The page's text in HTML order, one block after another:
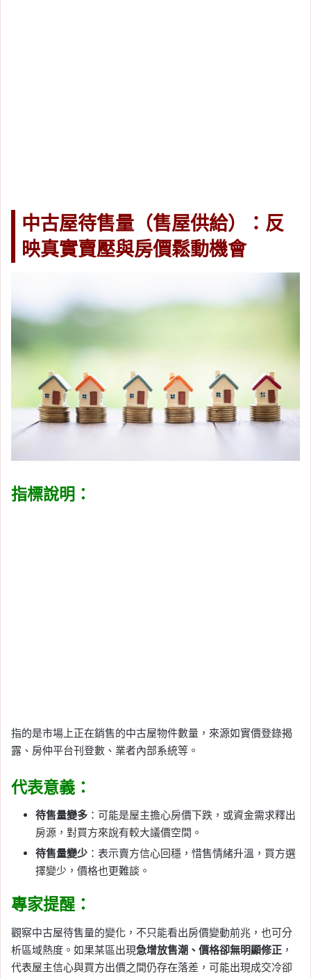
中古屋待售量（售屋供給）：反
映真實賣壓與房價鬆動機會
指標說明：
指的是市場上正在銷售的中古屋物件數量，來源如實價登錄揭
露、房仲平台刊登數、業者內部系統等。
代表意義：
待售量變多 ：可能是屋主擔心房價下跌，或資金需求釋出
房源，對買方來說有較大議價空間。
待售量變少 ：表示賣方信心回穩，惜售情緒升溫，買方選
擇變少，價格也更難談。
專家提醒：
觀察中古屋待售量的變化，不只能看出房價變動前兆，也可分
析區域熱度。如果某區出現急增放售潮、價格卻無明顯修正 ，
代表屋主信心與買方出價之間仍存在落差，可能出現成交冷卻